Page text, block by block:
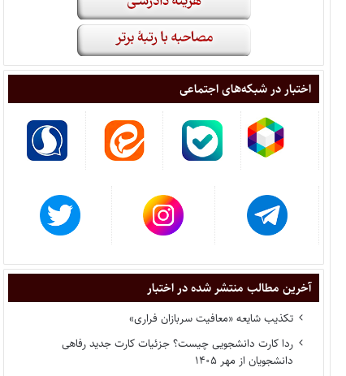
اختبار در شبکه‌های اجتماعی
آخرین مطالب منتشر شده در اختبار
تکذیب شایعه «معافیت سربازان فراری»
ردا کارت دانشجویی چیست؟ جزئیات کارت جدید رفاهی
دانشجویان از مهر ۱۴۰۵